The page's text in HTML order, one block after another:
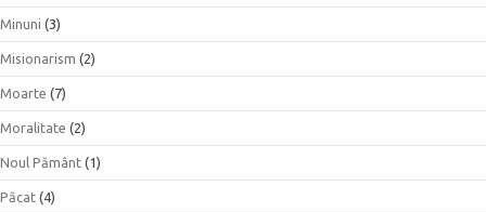
Minuni (3)
Misionarism (2)
Moarte (7)
Moralitate (2)
Noul Pământ (1)
Păcat (4)